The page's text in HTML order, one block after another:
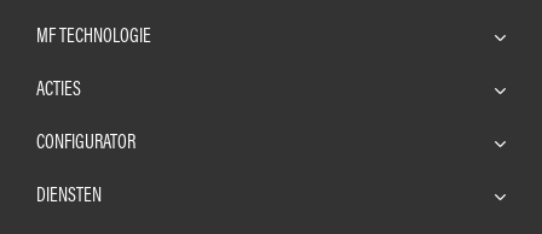
MF TECHNOLOGIE
ACTIES
CONFIGURATOR
DIENSTEN